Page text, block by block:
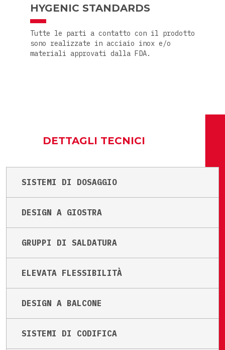
HYGENIC STANDARDS
Tutte le parti a contatto con il prodotto
sono realizzate in acciaio inox e/o
materiali approvati dalla FDA.
DETTAGLI TECNICI
SISTEMI DI DOSAGGIO
DESIGN A GIOSTRA
GRUPPI DI SALDATURA
ELEVATA FLESSIBILITÀ
DESIGN A BALCONE
SISTEMI DI CODIFICA